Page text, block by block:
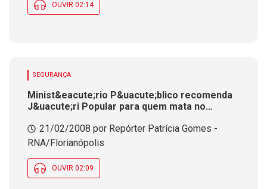
OUVIR 02:14
SEGURANÇA
Minist&eacute;rio P&uacute;blico recomenda
J&uacute;ri Popular para quem mata no
seja preso em flagrante
21/02/2008 por Repórter Patrícia Gomes -
RNA/Florianópolis
OUVIR 02:09